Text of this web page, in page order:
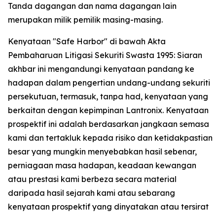
Tanda dagangan dan nama dagangan lain
merupakan milik pemilik masing-masing.
Kenyataan "Safe Harbor" di bawah Akta
Pembaharuan Litigasi Sekuriti Swasta 1995: Siaran
akhbar ini mengandungi kenyataan pandang ke
hadapan dalam pengertian undang-undang sekuriti
persekutuan, termasuk, tanpa had, kenyataan yang
berkaitan dengan kepimpinan Lantronix. Kenyataan
prospektif ini adalah berdasarkan jangkaan semasa
kami dan tertakluk kepada risiko dan ketidakpastian
besar yang mungkin menyebabkan hasil sebenar,
perniagaan masa hadapan, keadaan kewangan
atau prestasi kami berbeza secara material
daripada hasil sejarah kami atau sebarang
kenyataan prospektif yang dinyatakan atau tersirat